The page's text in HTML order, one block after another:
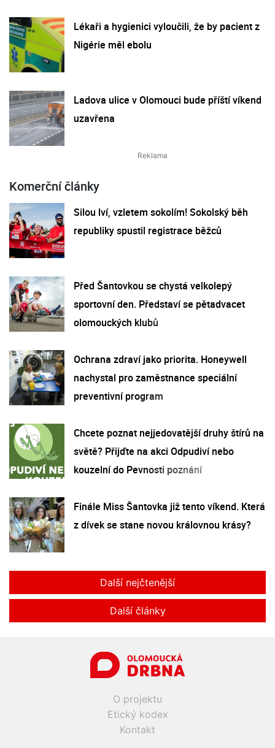
Lékaři a hygienici vyloučili, že by pacient z
Nigérie měl ebolu
Ladova ulice v Olomouci bude příští víkend
uzavřena
Komerční články
Silou lví, vzletem sokolím! Sokolský běh
republiky spustil registrace běžců
Před Šantovkou se chystá velkolepý
sportovní den. Představí se pětadvacet
olomouckých klubů
Ochrana zdraví jako priorita. Honeywell
nachystal pro zaměstnance speciální
preventivní program
Chcete poznat nejjedovatější druhy štírů na
světě? Přijďte na akci Odpudiví nebo
kouzelní do Pevnosti poznání
Finále Miss Šantovka již tento víkend. Která
z dívek se stane novou královnou krásy?
Další nejčtenější
Další články
O projektu
Etický kodex
Kontakt